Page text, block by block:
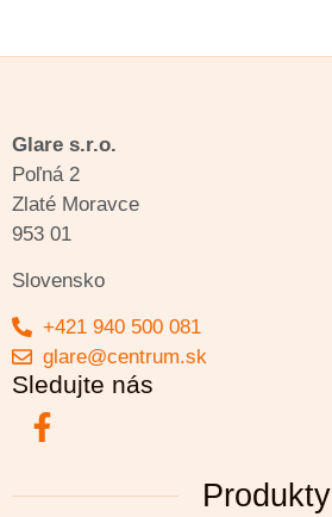
Glare s.r.o.
Poľná 2
Zlaté Moravce
953 01
Slovensko
+421 940 500 081
glare@centrum.sk
Sledujte nás
Produkty